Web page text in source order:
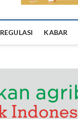
REGULASI KABAR